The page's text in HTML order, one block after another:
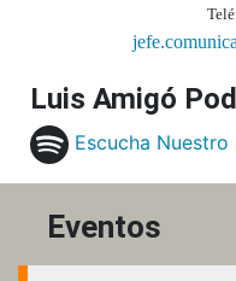
Luis Amigó
Escucha Nuestro
Eventos